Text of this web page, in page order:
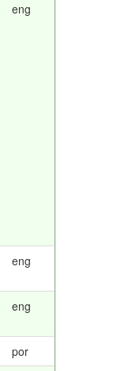
eng
eng
eng
por